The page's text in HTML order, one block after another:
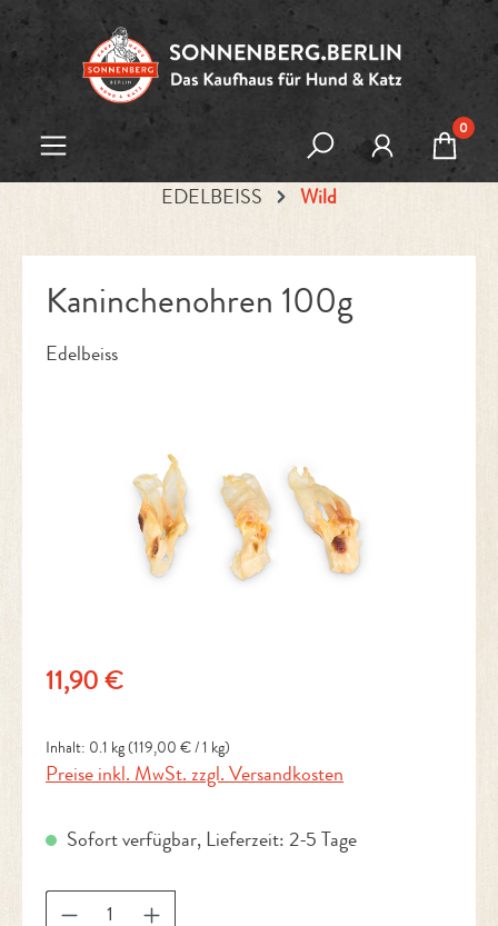
Zum Hauptinhalt springen
0
EDELBEISS Wild
Kaninchenohren 100g
Edelbeiss
Regulärer Preis:
11,90 €
Inhalt: 0.1 kg(119,00 € / 1 kg)
Preise inkl. MwSt. zzgl. Versandkosten
Sofort verfügbar, Lieferzeit: 2-5 Tage
Produkt Anzahl: Gib den gewünschten Wert